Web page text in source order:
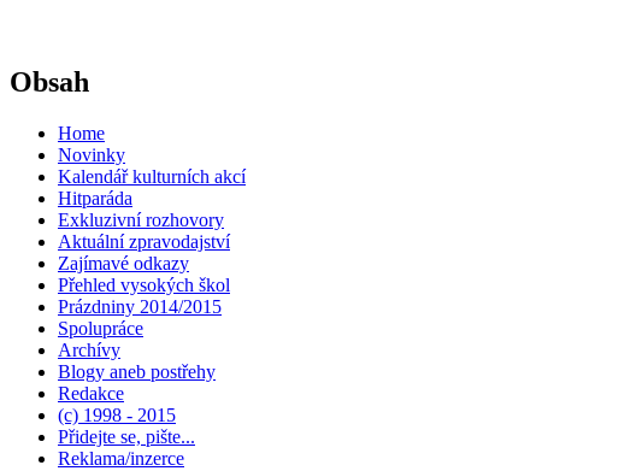
Obsah
Home
Novinky
Kalendář kulturních akcí
Hitparáda
Exkluzivní rozhovory
Aktuální zpravodajství
Zajímavé odkazy
Přehled vysokých škol
Prázdniny 2014/2015
Spolupráce
Archívy
Blogy aneb postřehy
Redakce
(c) 1998 - 2015
Přidejte se, pište...
Reklama/inzerce